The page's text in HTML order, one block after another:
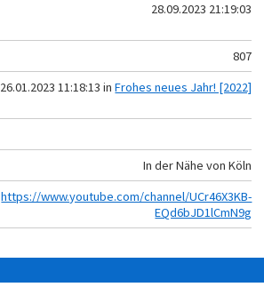
28.09.2023 21:19:03
807
26.01.2023 11:18:13 inFrohes neues Jahr! [2022]
In der Nähe von Köln
https://www.youtube.com/channel/UCr46X3KB-
EQd6bJD1lCmN9g